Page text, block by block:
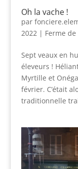
Oh la vache !
par
2022| Ferme de
Sept veaux en
éleveurs !
Myrtille et
février. C’était
traditionnelle